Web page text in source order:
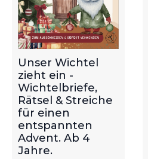
Unser Wichtel
zieht ein -
Wichtelbriefe,
Rätsel & Streiche
für einen
entspannten
Advent. Ab 4
Jahre.